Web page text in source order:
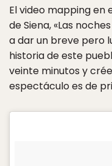
El video mapping en
de Siena, «Las
a dar un breve pero
historia de este
veinte minutos y
espectáculo es de